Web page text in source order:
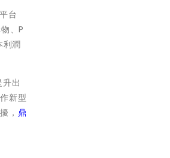
台
、P
利潤
出
新型
， 鼎